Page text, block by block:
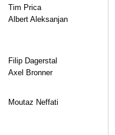
Tim Prica
Albert Aleksanjan
Filip Dagerstal
Axel Bronner
Moutaz Neffati